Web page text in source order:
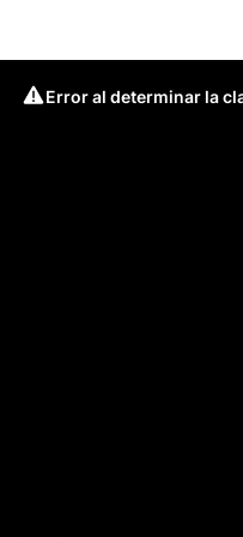
Error al determinar la